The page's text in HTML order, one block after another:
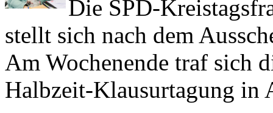
Die SPD-
stellt sich nach dem
Am Wochenende traf sich
Halbzeit-Klausurtagung in